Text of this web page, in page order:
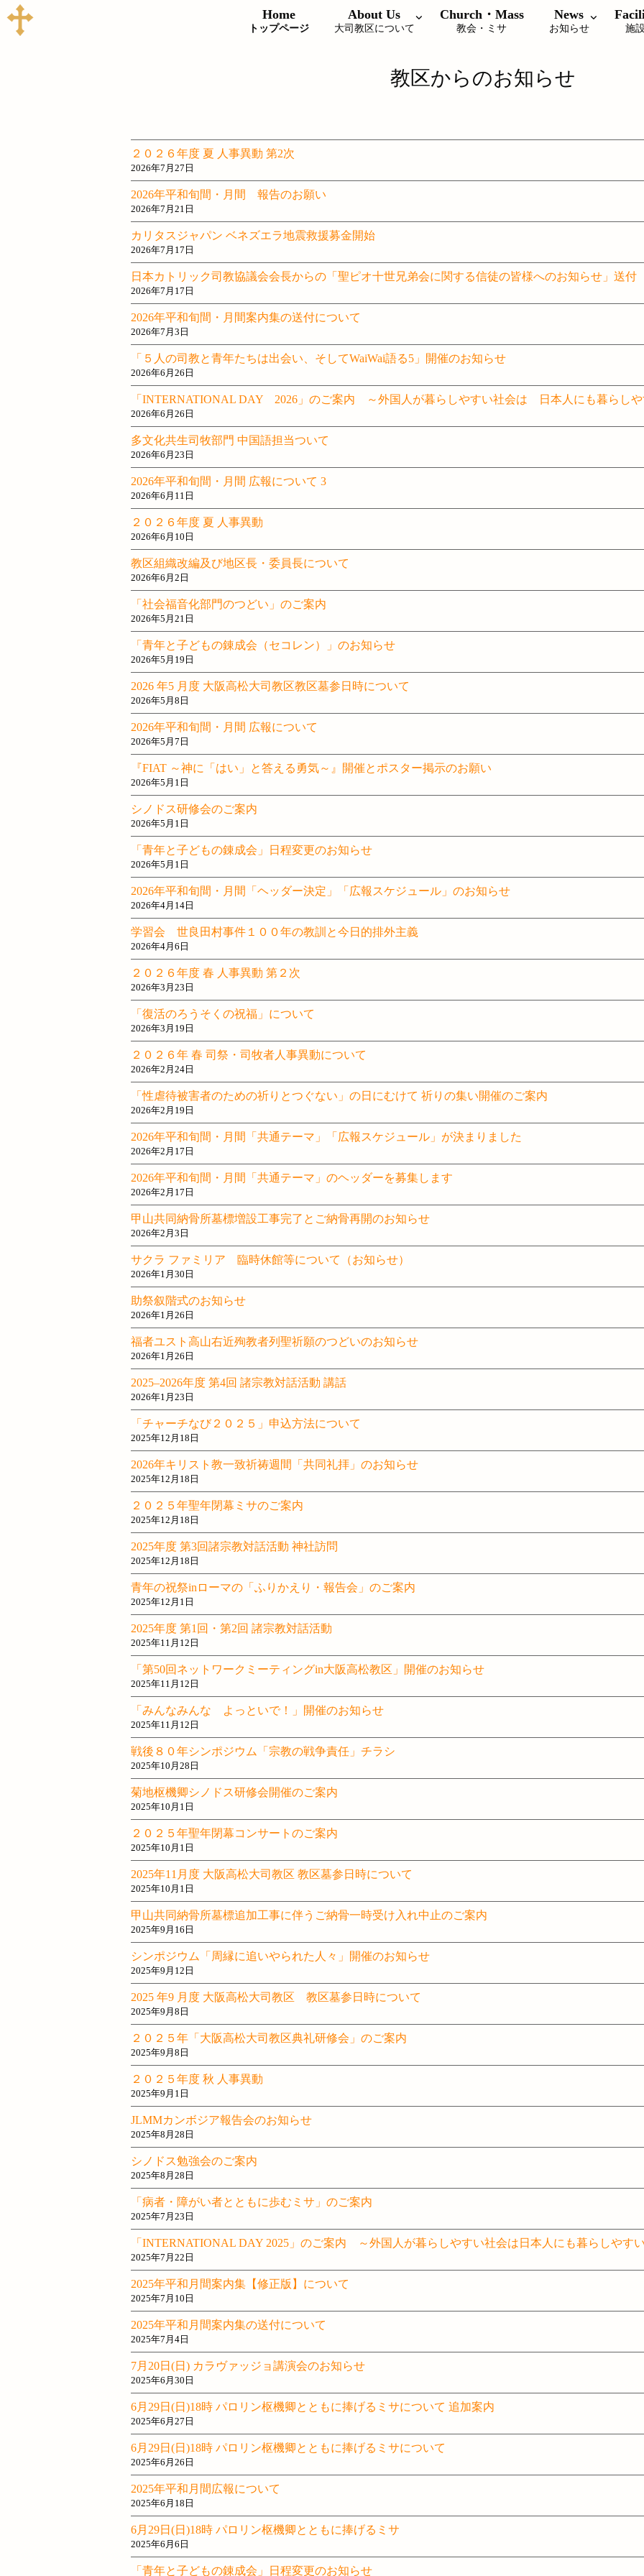
Home
トップページ
About Us
大司教区について
Church・Mass
教会・ミサ
News
お知らせ 施
教区からのお知らせ
２０２６年度 夏 人事異動 第2次
2026年7月27日
2026年平和旬間・月間 報告のお願い
2026年7月21日
カリタスジャパン ベネズエラ地震救援募金開始
2026年7月17日
日本カトリック司教協議会会長からの「聖ピオ十世兄弟会に関する信徒の皆様へのお知らせ」送付
2026年7月17日
2026年平和旬間・月間案内集の送付について
2026年7月3日
「５人の司教と青年たちは出会い、そしてWaiWai語る5」開催のお知らせ
2026年6月26日
「INTERNATIONAL DAY 2026」のご案内 ～外国人が暮らしやすい社会は 日本人にも暮らしや
2026年6月26日
多文化共生司牧部門 中国語担当ついて
2026年6月23日
2026年平和旬間・月間 広報について 3
2026年6月11日
２０２６年度 夏 人事異動
2026年6月10日
教区組織改編及び地区長・委員長について
2026年6月2日
「社会福音化部門のつどい」のご案内
2026年5月21日
「青年と子どもの錬成会（セコレン）」のお知らせ
2026年5月19日
2026 年5 月度 大阪高松大司教区教区墓参日時について
2026年5月8日
2026年平和旬間・月間 広報について
2026年5月7日
『FIAT ～神に「はい」と答える勇気～』開催とポスター掲示のお願い
2026年5月1日
シノドス研修会のご案内
2026年5月1日
「青年と子どもの錬成会」日程変更のお知らせ
2026年5月1日
2026年平和旬間・月間「ヘッダー決定」「広報スケジュール」のお知らせ
2026年4月14日
学習会 世良田村事件１００年の教訓と今日的排外主義
2026年4月6日
２０２６年度 春 人事異動 第２次
2026年3月23日
「復活のろうそくの祝福」について
2026年3月19日
２０２６年 春 司祭・司牧者人事異動について
2026年2月24日
「性虐待被害者のための祈りとつぐない」の日にむけて 祈りの集い開催のご案内
2026年2月19日
2026年平和旬間・月間「共通テーマ」「広報スケジュール」が決まりました
2026年2月17日
2026年平和旬間・月間「共通テーマ」のヘッダーを募集します
2026年2月17日
甲山共同納骨所墓標増設工事完了とご納骨再開のお知らせ
2026年2月3日
サクラ ファミリア 臨時休館等について（お知らせ）
2026年1月30日
助祭叙階式のお知らせ
2026年1月26日
福者ユスト高山右近殉教者列聖祈願のつどいのお知らせ
2026年1月26日
2025–2026年度 第4回 諸宗教対話活動 講話
2026年1月23日
「チャーチなび２０２５」申込方法について
2025年12月18日
2026年キリスト教一致祈祷週間「共同礼拝」のお知らせ
2025年12月18日
２０２５年聖年閉幕ミサのご案内
2025年12月18日
2025年度 第3回諸宗教対話活動 神社訪問
2025年12月18日
青年の祝祭inローマの「ふりかえり・報告会」のご案内
2025年12月1日
2025年度 第1回・第2回 諸宗教対話活動
2025年11月12日
「第50回ネットワークミーティングin大阪高松教区」開催のお知らせ
2025年11月12日
「みんなみんな よっといで！」開催のお知らせ
2025年11月12日
戦後８０年シンポジウム「宗教の戦争責任」チラシ
2025年10月28日
菊地枢機卿シノドス研修会開催のご案内
2025年10月1日
２０２５年聖年閉幕コンサートのご案内
2025年10月1日
2025年11月度 大阪高松大司教区 教区墓参日時について
2025年10月1日
甲山共同納骨所墓標追加工事に伴うご納骨一時受け入れ中止のご案内
2025年9月16日
シンポジウム「周縁に追いやられた人々」開催のお知らせ
2025年9月12日
2025 年9 月度 大阪高松大司教区 教区墓参日時について
2025年9月8日
２０２５年「大阪高松大司教区典礼研修会」のご案内
2025年9月8日
２０２５年度 秋 人事異動
2025年9月1日
JLMMカンボジア報告会のお知らせ
2025年8月28日
シノドス勉強会のご案内
2025年8月28日
「病者・障がい者とともに歩むミサ」のご案内
2025年7月23日
「INTERNATIONAL DAY 2025」のご案内 ～外国人が暮らしやすい社会は日本人にも暮らしやす
2025年7月22日
2025年平和月間案内集【修正版】について
2025年7月10日
2025年平和月間案内集の送付について
2025年7月4日
7月20日(日) カラヴァッジョ講演会のお知らせ
2025年6月30日
6月29日(日)18時 パロリン枢機卿とともに捧げるミサについて 追加案内
2025年6月27日
6月29日(日)18時 パロリン枢機卿とともに捧げるミサについて
2025年6月26日
2025年平和月間広報について
2025年6月18日
6月29日(日)18時 パロリン枢機卿とともに捧げるミサ
2025年6月6日
「青年と子どもの錬成会」日程変更のお知らせ